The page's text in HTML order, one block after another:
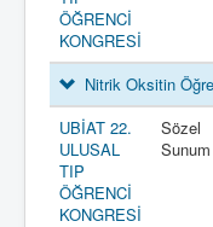
ÖĞRENCİ
KONGRESİ
Nitrik Oksitin
UBİAT 22.
ULUSAL
TIP
ÖĞRENCİ
KONGRESİ
Sözel
Sunum